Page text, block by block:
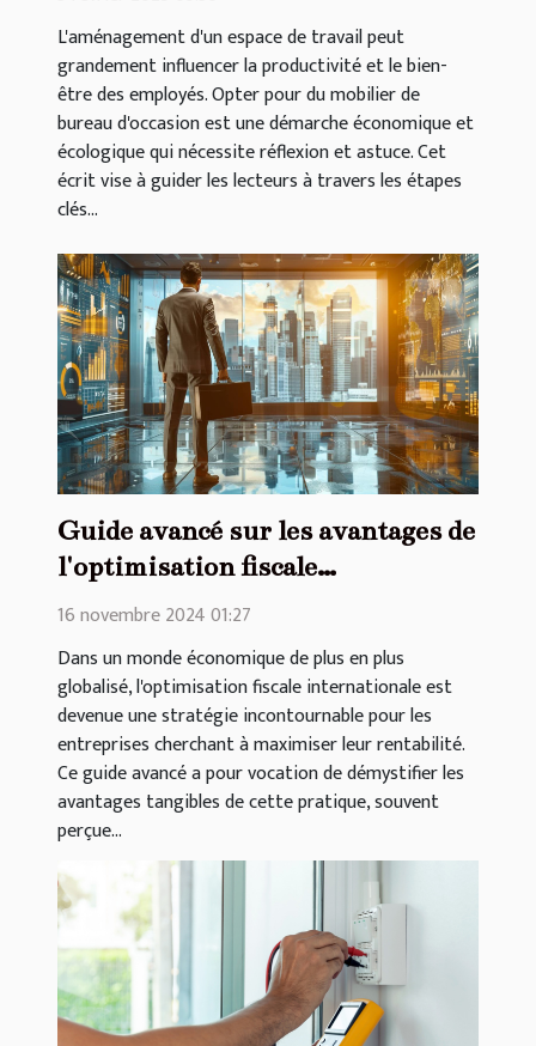
L'aménagement d'un espace de travail peut
grandement influencer la productivité et le bien-
être des employés. Opter pour du mobilier de
bureau d'occasion est une démarche économique et
écologique qui nécessite réflexion et astuce. Cet
écrit vise à guider les lecteurs à travers les étapes
clés...
Guide avancé sur les avantages de
l'optimisation fiscale
internationale
16 novembre 2024 01:27
Dans un monde économique de plus en plus
globalisé, l'optimisation fiscale internationale est
devenue une stratégie incontournable pour les
entreprises cherchant à maximiser leur rentabilité.
Ce guide avancé a pour vocation de démystifier les
avantages tangibles de cette pratique, souvent
perçue...